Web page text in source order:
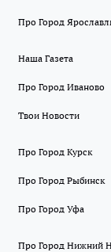
Про Город
Наша Газета
Про Город Иваново
Твои Новости
Про Город Курск
Про Город Рыбинск
Про Город Уфа
Про Город Нижний